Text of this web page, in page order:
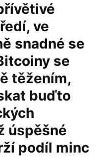
ve
snadné se
se
těžením,
buďto
úspěšné
podíl minc